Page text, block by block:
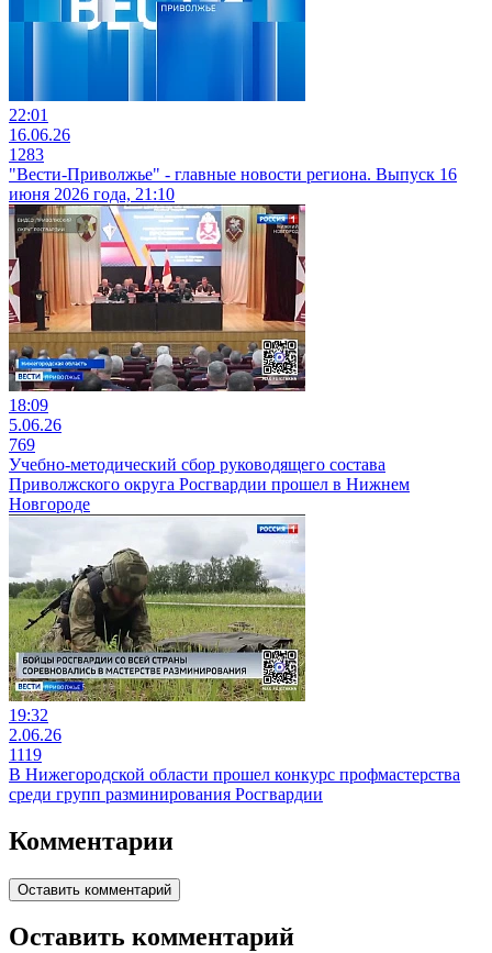
22:01
16.06.26
1283
"Вести-Приволжье" - главные новости региона. Выпуск 16
июня 2026 года, 21:10
18:09
5.06.26
769
Учебно-методический сбор руководящего состава
Приволжского округа Росгвардии прошел в Нижнем
Новгороде
19:32
2.06.26
1119
В Нижегородской области прошел конкурс профмастерства
среди групп разминирования Росгвардии
Комментарии
Оставить комментарий
Оставить комментарий